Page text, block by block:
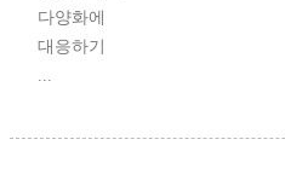
다양화에
대응하기
...